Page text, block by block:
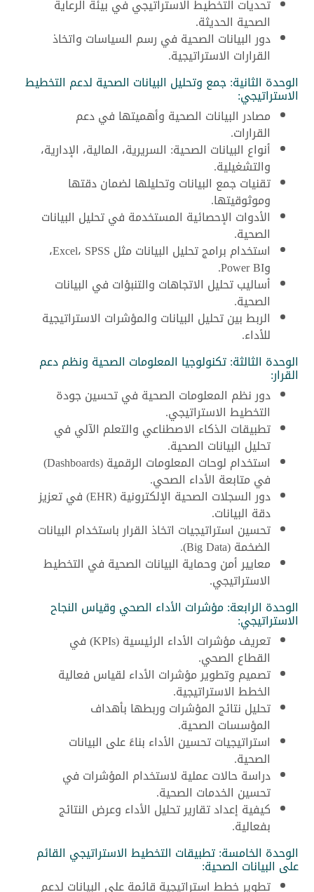
تحديات التخطيط الاستراتيجي في بيئة الرعاية
الصحية الحديثة.
دور البيانات الصحية في رسم السياسات واتخاذ
القرارات الاستراتيجية.
الوحدة الثانية: جمع وتحليل البيانات الصحية لدعم التخطيط
الاستراتيجي:
مصادر البيانات الصحية وأهميتها في دعم
القرارات.
أنواع البيانات الصحية: السريرية، المالية، الإدارية،
والتشغيلية.
تقنيات جمع البيانات وتحليلها لضمان دقتها
وموثوقيتها.
الأدوات الإحصائية المستخدمة في تحليل البيانات
الصحية.
استخدام برامج تحليل البيانات مثل Excel، SPSS،
وPower BI.
أساليب تحليل الاتجاهات والتنبؤات في البيانات
الصحية.
الربط بين تحليل البيانات والمؤشرات الاستراتيجية
للأداء.
الوحدة الثالثة: تكنولوجيا المعلومات الصحية ونظم دعم
القرار:
دور نظم المعلومات الصحية في تحسين جودة
التخطيط الاستراتيجي.
تطبيقات الذكاء الاصطناعي والتعلم الآلي في
تحليل البيانات الصحية.
استخدام لوحات المعلومات الرقمية (Dashboards)
في متابعة الأداء الصحي.
دور السجلات الصحية الإلكترونية (EHR) في تعزيز
دقة البيانات.
تحسين استراتيجيات اتخاذ القرار باستخدام البيانات
الضخمة (Big Data).
معايير أمن وحماية البيانات الصحية في التخطيط
الاستراتيجي.
الوحدة الرابعة: مؤشرات الأداء الصحي وقياس النجاح
الاستراتيجي:
تعريف مؤشرات الأداء الرئيسية (KPIs) في
القطاع الصحي.
تصميم وتطوير مؤشرات الأداء لقياس فعالية
الخطط الاستراتيجية.
تحليل نتائج المؤشرات وربطها بأهداف
المؤسسات الصحية.
استراتيجيات تحسين الأداء بناءً على البيانات
الصحية.
دراسة حالات عملية لاستخدام المؤشرات في
تحسين الخدمات الصحية.
كيفية إعداد تقارير تحليل الأداء وعرض النتائج
بفعالية.
الوحدة الخامسة: تطبيقات التخطيط الاستراتيجي القائم
على البيانات الصحية:
تطوير خطط استراتيجية قائمة على البيانات لدعم